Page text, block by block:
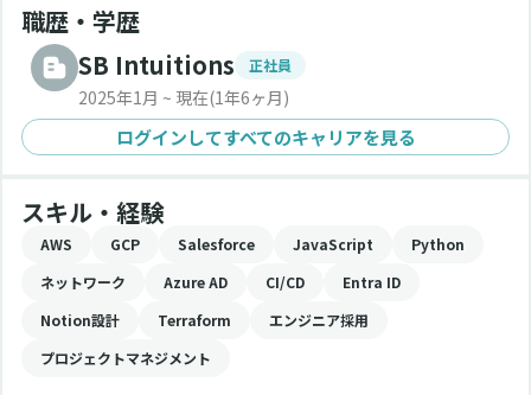
職歴・学歴
SB Intuitions
正社員
2025年1月 ~ 現在(1年6ヶ月)
ログインしてすべてのキャリアを見る
スキル・経験
AWS GCP Salesforce JavaScript
Python
ネットワーク
Azure AD CI/CD
Entra ID
Notion設計
Terraform
エンジニア採用
プロジェクトマネジメント